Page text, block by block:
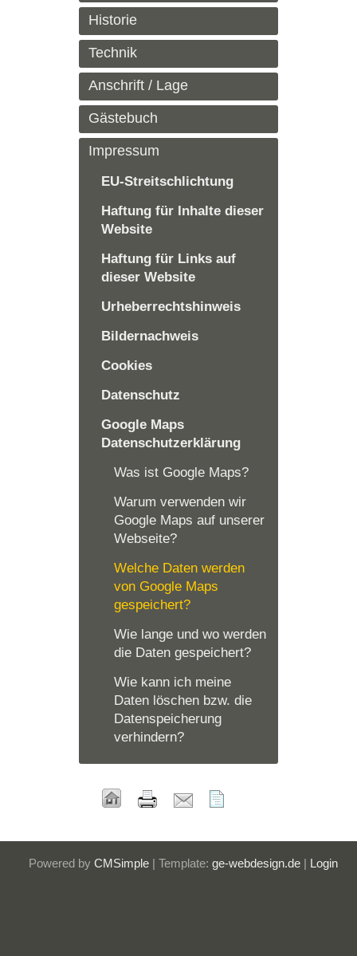
Historie
Technik
Anschrift / Lage
Gästebuch
Impressum
EU-Streitschlichtung
Haftung für Inhalte dieser
Website
Haftung für Links auf
dieser Website
Urheberrechtshinweis
Bildernachweis
Cookies
Datenschutz
Google Maps
Datenschutzerklärung
Was ist Google Maps?
Warum verwenden wir
Google Maps auf unserer
Webseite?
Welche Daten werden
von Google Maps
gespeichert?
Wie lange und wo werden
die Daten gespeichert?
Wie kann ich meine
Daten löschen bzw. die
Datenspeicherung
verhindern?
Powered by CMSimple | Template: ge-webdesign.de | Login